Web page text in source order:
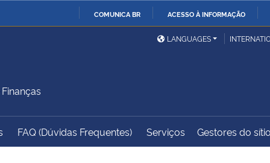
COMUNICA BR ACESSO À INFORMAÇÃO
Ministério da Defesa
Ministério das Relações
Exteriores
Ministério do
Controladoria-Geral da
LANGUAGES
FAQ (Dúvidas Frequentes) Serviços Gestores do sítio